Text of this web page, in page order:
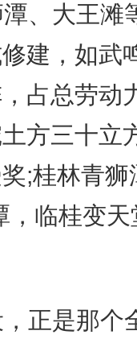
、大王滩
建，如武
占总劳动
方三十立
;桂林青
，临桂变
正是那个